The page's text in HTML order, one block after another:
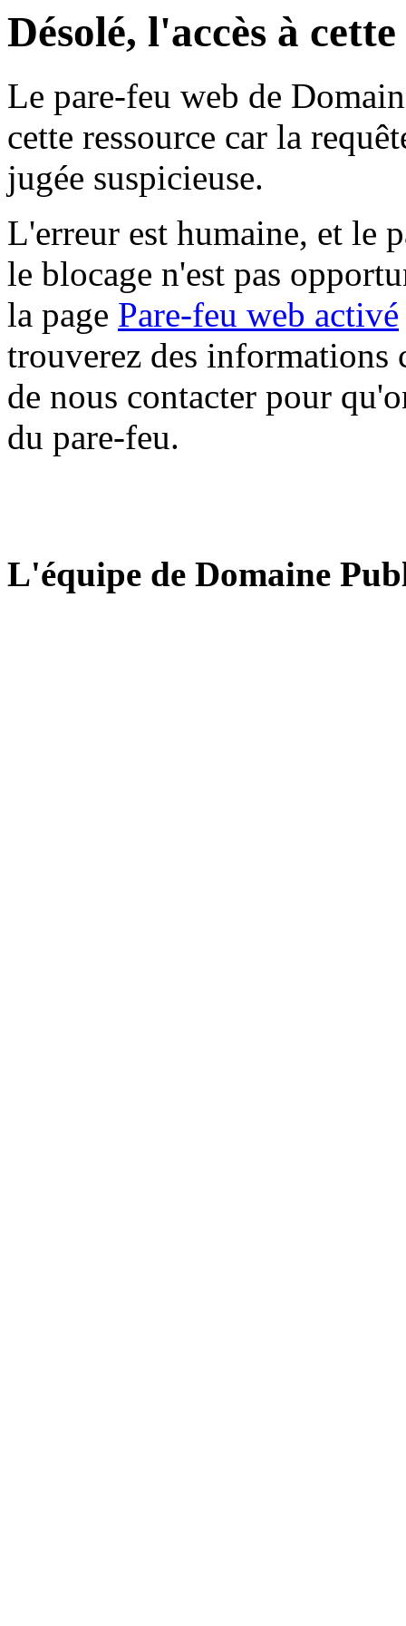
Désolé, l'accès à
Le pare-feu web de
cette ressource car la
jugée suspicieuse.
L'erreur est humaine, et le
le blocage n'est pas
la page Pare-feu web activé
trouverez des informations
de nous contacter pour
du pare-feu.
L'équipe de Domaine